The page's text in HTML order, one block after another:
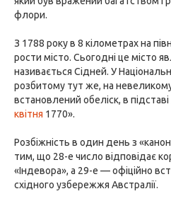
флори.
З 1788 року в 8 кілометрах на
рости місто. Сьогодні це місто
називається Сідней. У
розбитому тут же, на
встановлений обеліск, в
квітня 1770».
Розбіжність в один день з
тим, що 28-е число відповідає
«Індевора», а 29-е — офіційно
східного узбережжя Австралії.